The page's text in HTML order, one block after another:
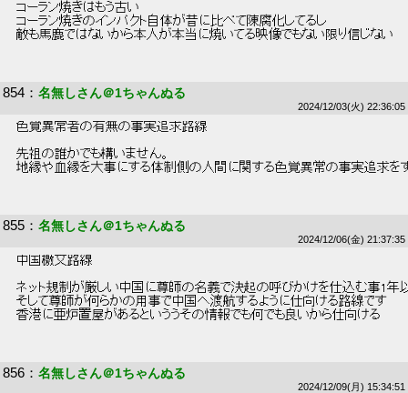
コーラン焼きはもう古い
コーラン焼きのインパクト自体が昔に比べて陳腐化してるし
敵も馬鹿ではないから本人が本当に焼いてる映像でもない限り信じない
854 ： 名無しさん＠1ちゃんぬる
2024/12/03(火) 22:36:05
色覚異常者の有無の事実追求路線
先祖の誰かでも構いません。
地縁や血縁を大事にする体制側の人間に関する色覚異常の事実追求を
855 ： 名無しさん＠1ちゃんぬる
2024/12/06(金) 21:37:35
中国檄文路線
ネット規制が厳しい中国に尊師の名義で決起の呼びかけを仕込む事1年
そして尊師が何らかの用事で中国へ渡航するように仕向ける路線です
香港に亜炉置屋があるといううその情報でも何でも良いから仕向ける
856 ： 名無しさん＠1ちゃんぬる
2024/12/09(月) 15:34:51